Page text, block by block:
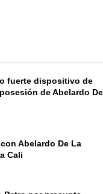
fuerte dispositivo de
de Abelardo De
Abelardo De La
Cali